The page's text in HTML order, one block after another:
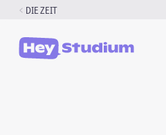
Zum
springen
DIE ZEIT